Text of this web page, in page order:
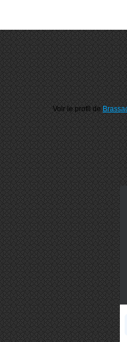
Voir le profil de